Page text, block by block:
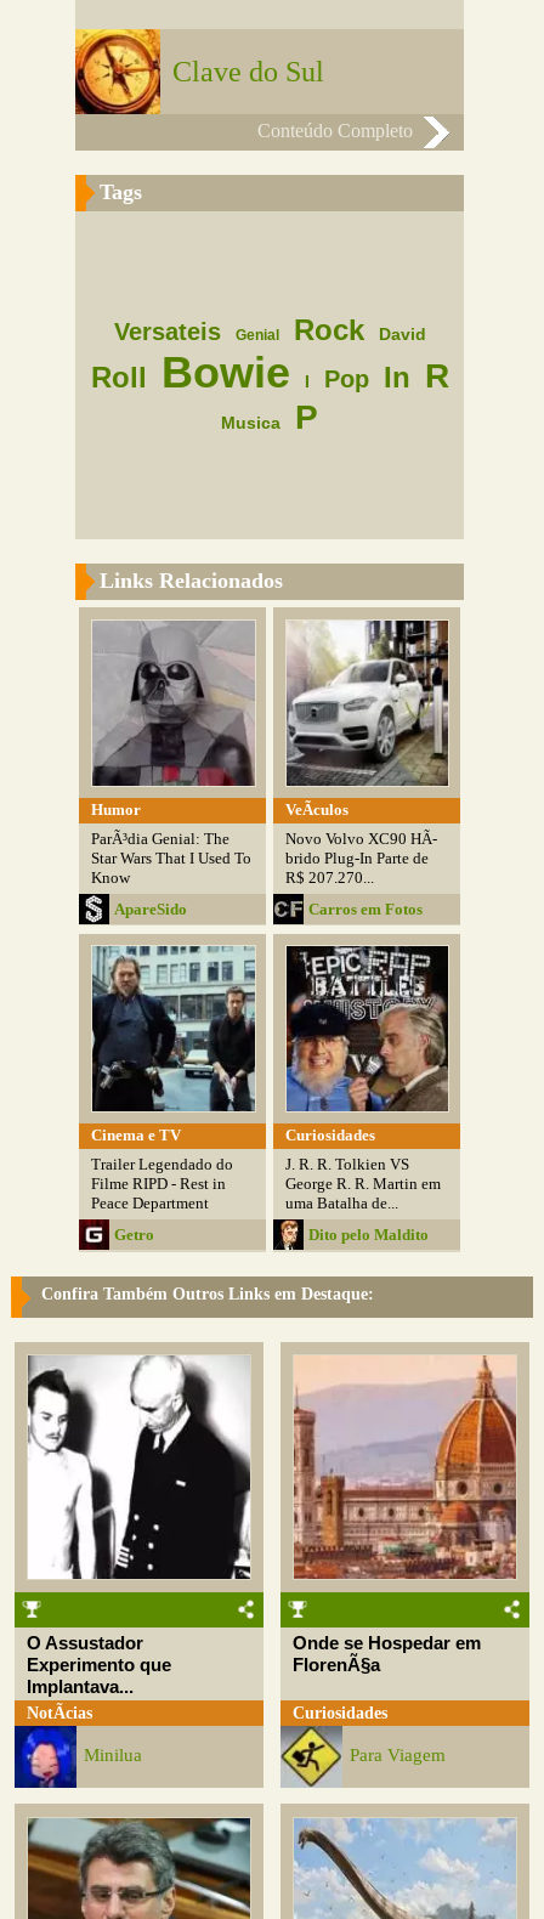
Clave do Sul
Conteúdo Completo
Tags
Versateis Genial Rock David
Roll Bowie I Pop In R
Musica P
Links Relacionados
Humor
ParÃ³dia Genial: The
Star Wars That I Used To
Know
ApareSido
VeÃ­culos
Novo Volvo XC90 HÃ­
brido Plug-In Parte de
R$ 207.270...
Carros em Fotos
Cinema e TV
Trailer Legendado do
Filme RIPD - Rest in
Peace Department
Getro
Curiosidades
J. R. R. Tolkien VS
George R. R. Martin em
uma Batalha de...
Dito pelo Maldito
Confira Também Outros Links em Destaque:
O Assustador
Experimento que
Implantava...
NotÃ­cias
Minilua
Onde se Hospedar em
FlorenÃ§a
Curiosidades
Para Viagem